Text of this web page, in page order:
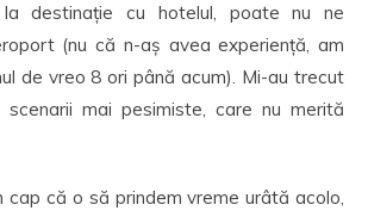
destinație cu hotelul, poate nu ne
(nu că n-aș avea experiență, am
de vreo 8 ori până acum). Mi-au trecut
mai pesimiste, care nu merită
cap că o să prindem vreme urâtă acolo,